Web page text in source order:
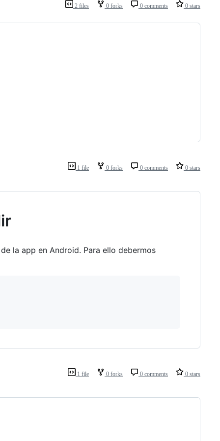
2 files 0 forks 0 comments 0 stars
1 file 0 forks 0 comments 0 stars
la app en Android. Para ello debermos
1 file 0 forks 0 comments 0 stars